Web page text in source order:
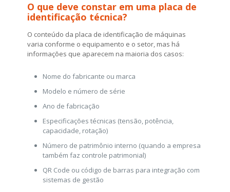
O que deve constar em uma placa de
identificação técnica?
O conteúdo da placa de identificação de máquinas
varia conforme o equipamento e o setor, mas há
informações que aparecem na maioria dos casos:
Nome do fabricante ou marca
Modelo e número de série
Ano de fabricação
Especificações técnicas (tensão, potência,
capacidade, rotação)
Número de patrimônio interno (quando a empresa
também faz controle patrimonial)
QR Code ou código de barras para integração com
sistemas de gestão